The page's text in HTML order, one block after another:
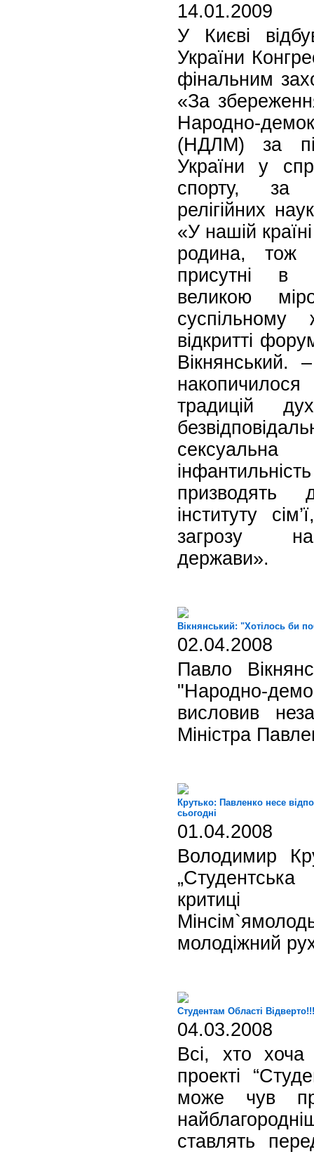
14.01.2009
У Києві
України
фінальним
«За
Народно-
(НДЛМ) за
України у
спорту, за
релігійних
«У нашій
родина, тож
присутні в
великою
відкритті
Вікнянський.
традицій
призводять
інституту
загрозу
держави».
Вікнянський: "Хотілось би
02.04.2008
Павло
"Народно-
висловив
Міністра
Крутько: Павленко несе
сьогодні
01.04.2008
Володимир
молодіжний
Студентам Області Відверто!!!
04.03.2008
Всі, хто
проекті
може чув
ставлять